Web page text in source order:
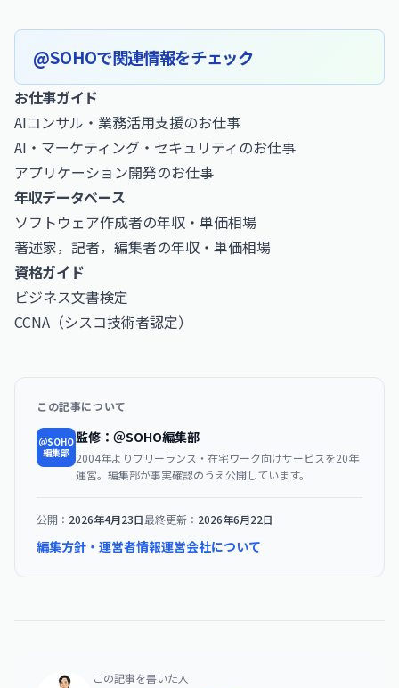
@SOHOで関連情報をチェック
お仕事ガイド
AIコンサル・業務活用支援のお仕事
AI・マーケティング・セキュリティのお仕事
アプリケーション開発のお仕事
年収データベース
ソフトウェア作成者の年収・単価相場
著述家，記者，編集者の年収・単価相場
資格ガイド
ビジネス文書検定
CCNA（シスコ技術者認定）
この記事について
＠SOHO
編集部
監修：＠SOHO編集部
2004年よりフリーランス・在宅ワーク向けサービスを20年
運営。編集部が事実確認のうえ公開しています。
公開： 2026年4月23日最終更新： 2026年6月22日
編集方針・運営者情報運営会社について
この記事を書いた人